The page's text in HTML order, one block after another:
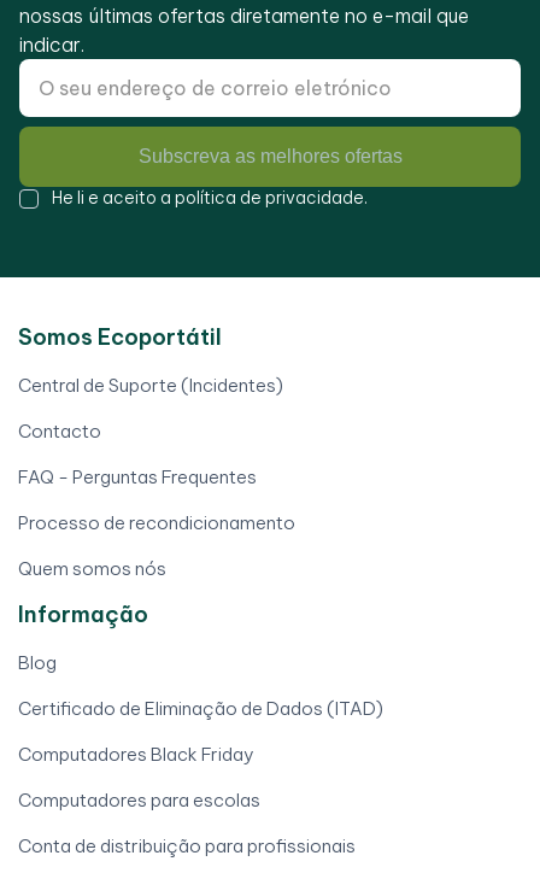
nossas últimas ofertas diretamente no e-mail que
indicar.
Subscreva as melhores ofertas
He li e aceito a política de privacidade.
Somos Ecoportátil
Central de Suporte (Incidentes)
Contacto
FAQ - Perguntas Frequentes
Processo de recondicionamento
Quem somos nós
Informação
Blog
Certificado de Eliminação de Dados (ITAD)
Computadores Black Friday
Computadores para escolas
Conta de distribuição para profissionais